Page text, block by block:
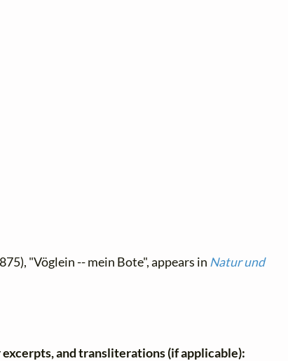
"Vöglein -- mein Bote", appears in Natur und
and transliterations (if applicable):